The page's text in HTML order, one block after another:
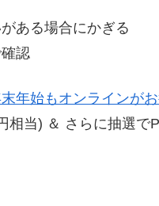
ある場合にかぎる
認
年始もオンラインが
相当) ＆ さらに抽選で